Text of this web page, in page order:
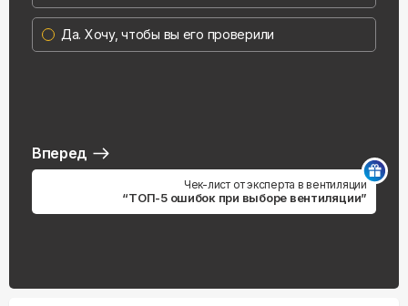
Да. Хочу, чтобы вы его проверили
Вперед
Чек-лист от эксперта в вентиляции
“ТОП-5 ошибок при выборе вентиляции”